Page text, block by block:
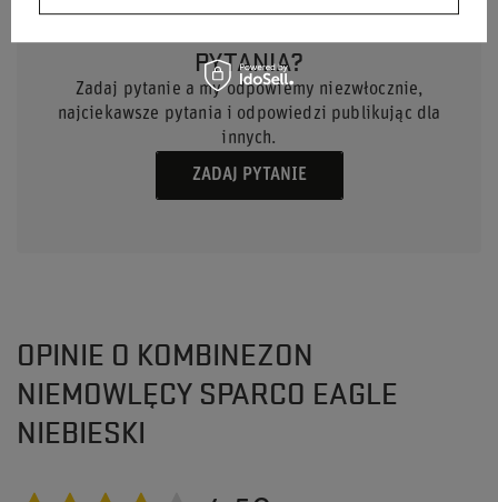
PYTANIA?
Zadaj pytanie a my odpowiemy niezwłocznie,
najciekawsze pytania i odpowiedzi publikując dla
innych.
ZADAJ PYTANIE
OPINIE O KOMBINEZON
NIEMOWLĘCY SPARCO EAGLE
NIEBIESKI